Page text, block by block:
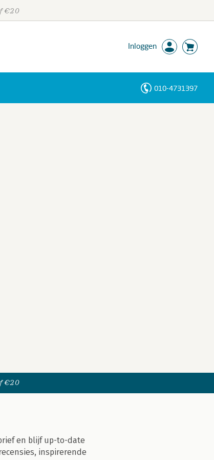
€20
Inloggen
010-4731397
€20
en blijf up-to-date
inspirerende